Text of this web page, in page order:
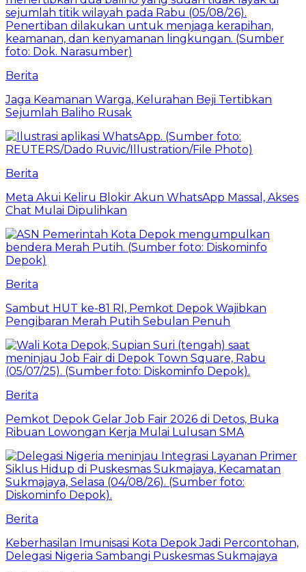
Berita
Jaga Keamanan Warga, Kelurahan Beji Tertibkan
Sejumlah Baliho Rusak
Berita
Meta Akui Keliru Blokir Akun WhatsApp Massal, Akses
Chat Mulai Dipulihkan
Berita
Sambut HUT ke-81 RI, Pemkot Depok Wajibkan
Pengibaran Merah Putih Sebulan Penuh
Berita
Pemkot Depok Gelar Job Fair 2026 di Detos, Buka
Ribuan Lowongan Kerja Mulai Lulusan SMA
Berita
Keberhasilan Imunisasi Kota Depok Jadi Percontohan,
Delegasi Nigeria Sambangi Puskesmas Sukmajaya